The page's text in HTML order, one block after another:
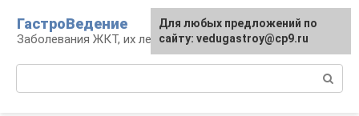
контенту
ГастроВедение
Заболевания ЖКТ, их лечение и профилактика
Для любых предложений по
сайту: vedugastroy@cp9.ru